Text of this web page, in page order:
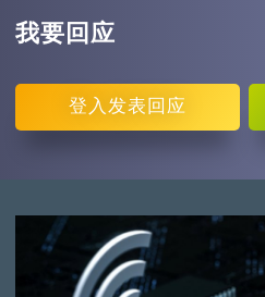
我要回应
登入 发表回应